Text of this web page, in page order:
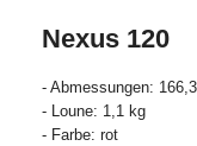
Nexus 120
- Abmessungen:
- Loune: 1,1 kg
- Farbe: rot